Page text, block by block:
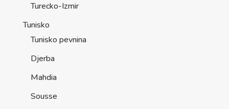
Turecko-Izmir
Tunisko
Tunisko pevnina
Djerba
Mahdia
Sousse